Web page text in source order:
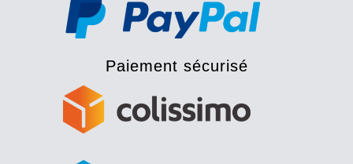
Paiement sécurisé